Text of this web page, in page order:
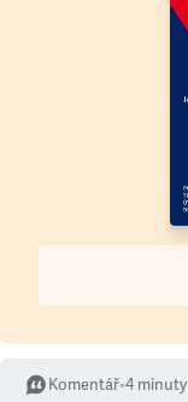
Komentář•4 minuty